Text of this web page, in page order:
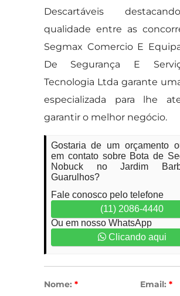
Descartáveis
qualidade entre as
Segmax Comercio E
De Segurança E
Tecnologia Ltda garante
especializada para lhe
garantir o melhor negócio.
Gostaria de um orçamento
em contato sobre Bota de
Nobuck no Jardim
Guarulhos?
Fale conosco pelo telefone
(11) 2086-4440
Ou em nosso WhatsApp
Clicando aqui
Nome: * Email: *